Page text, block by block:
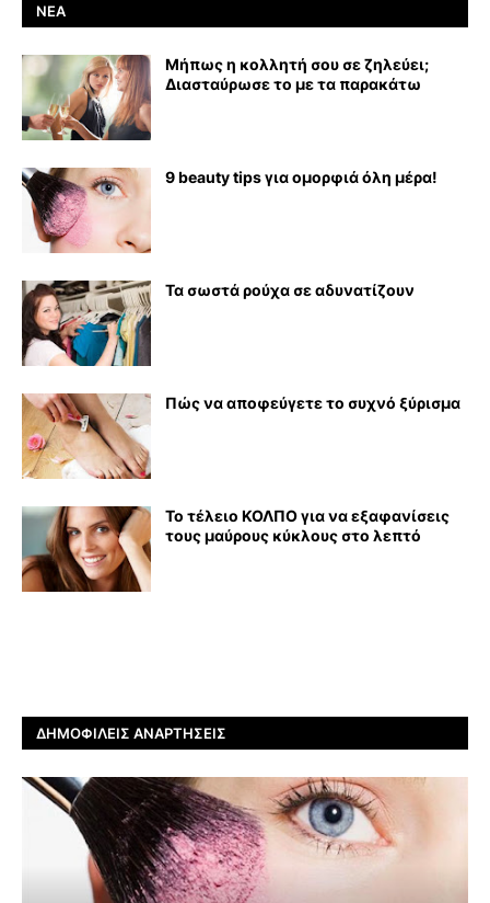
ΝΈΑ
Μήπως η κολλητή σου σε ζηλεύει;
Διασταύρωσε το με τα παρακάτω
9 beauty tips για ομορφιά όλη μέρα!
Τα σωστά ρούχα σε αδυνατίζουν
Πώς να αποφεύγετε το συχνό ξύρισμα
Το τέλειο ΚΟΛΠΟ για να εξαφανίσεις
τους μαύρους κύκλους στο λεπτό
ΔΗΜΟΦΙΛΕΊΣ ΑΝΑΡΤΉΣΕΙΣ